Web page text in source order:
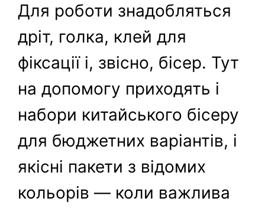
Для роботи знадобляться
дріт, голка, клей для
фіксації і, звісно, бісер. Тут
на допомогу приходять і
набори китайського бісеру
для бюджетних варіантів, і
якісні пакети з відомих
кольорів — коли важлива